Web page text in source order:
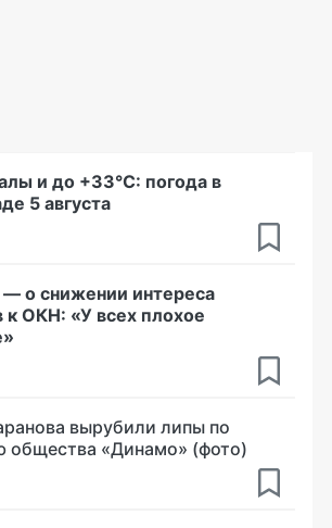
и до +33°С: погода в
5 августа
о снижении интереса
к ОКН: «У всех плохое
вырубили липы по
общества «Динамо» (фото)